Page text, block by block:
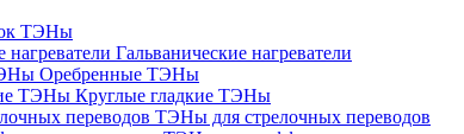
ТЭНы
Гальванические нагреватели
Оребренные ТЭНы
Круглые гладкие ТЭНы
ТЭНы для стрелочных переводов